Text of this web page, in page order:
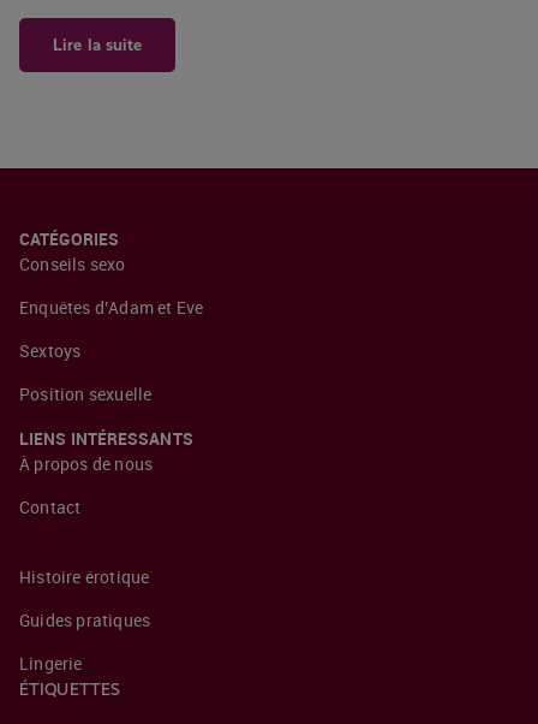
Lire la suite
CATÉGORIES
Conseils sexo
Enquêtes d’Adam et Eve
Sextoys
Position sexuelle
LIENS INTÉRESSANTS
À propos de nous
Contact
Histoire érotique
Guides pratiques
Lingerie
ÉTIQUETTES